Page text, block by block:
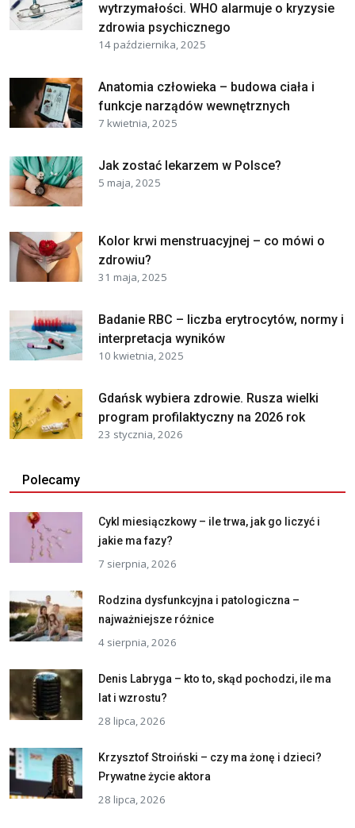
wytrzymałości. WHO alarmuje o kryzysie
zdrowia psychicznego
14 października, 2025
Anatomia człowieka – budowa ciała i
funkcje narządów wewnętrznych
7 kwietnia, 2025
Jak zostać lekarzem w Polsce?
5 maja, 2025
Kolor krwi menstruacyjnej – co mówi o
zdrowiu?
31 maja, 2025
Badanie RBC – liczba erytrocytów, normy i
interpretacja wyników
10 kwietnia, 2025
Gdańsk wybiera zdrowie. Rusza wielki
program profilaktyczny na 2026 rok
23 stycznia, 2026
Polecamy
Cykl miesiączkowy – ile trwa, jak go liczyć i
jakie ma fazy?
7 sierpnia, 2026
Rodzina dysfunkcyjna i patologiczna –
najważniejsze różnice
4 sierpnia, 2026
Denis Labryga – kto to, skąd pochodzi, ile ma
lat i wzrostu?
28 lipca, 2026
Krzysztof Stroiński – czy ma żonę i dzieci?
Prywatne życie aktora
28 lipca, 2026